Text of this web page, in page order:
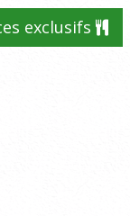
exclusifs